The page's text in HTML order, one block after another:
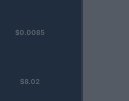
$0.0085
$8.02